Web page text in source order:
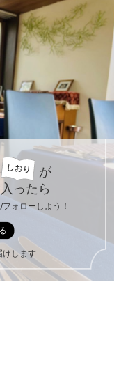
が
ったら
フォローしよう！
けします